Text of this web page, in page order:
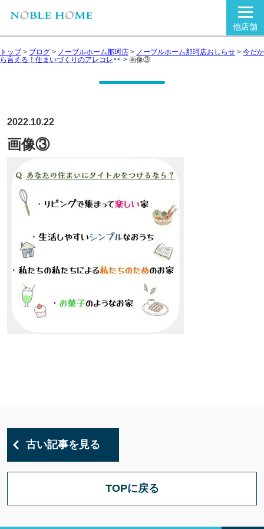
他店舗
トップ> ブログ > ノーブルホーム那珂店 > ノーブルホーム那珂店おしらせ > 今だか
ら言える！住まいづくりのアレコレ
> 画像③
2022.10.22
画像③
古い記事を見る
TOPに戻る